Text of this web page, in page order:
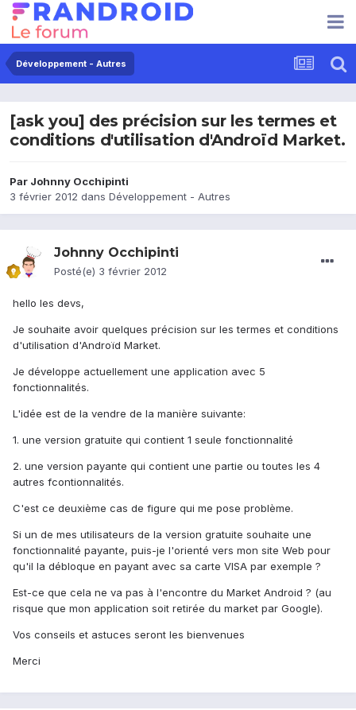
Développement - Autres
[ask you] des précision sur les termes et
conditions d'utilisation d'Androïd Market.
Par Johnny Occhipinti
3 février 2012 dans Développement - Autres
Johnny Occhipinti
Posté(e) 3 février 2012
hello les devs,
Je souhaite avoir quelques précision sur les termes et conditions
d'utilisation d'Androïd Market.
Je développe actuellement une application avec 5
fonctionnalités.
L'idée est de la vendre de la manière suivante:
1. une version gratuite qui contient 1 seule fonctionnalité
2. une version payante qui contient une partie ou toutes les 4
autres fcontionnalités.
C'est ce deuxième cas de figure qui me pose problème.
Si un de mes utilisateurs de la version gratuite souhaite une
fonctionnalité payante, puis-je l'orienté vers mon site Web pour
qu'il la débloque en payant avec sa carte VISA par exemple ?
Est-ce que cela ne va pas à l'encontre du Market Android ? (au
risque que mon application soit retirée du market par Google).
Vos conseils et astuces seront les bienvenues
Merci